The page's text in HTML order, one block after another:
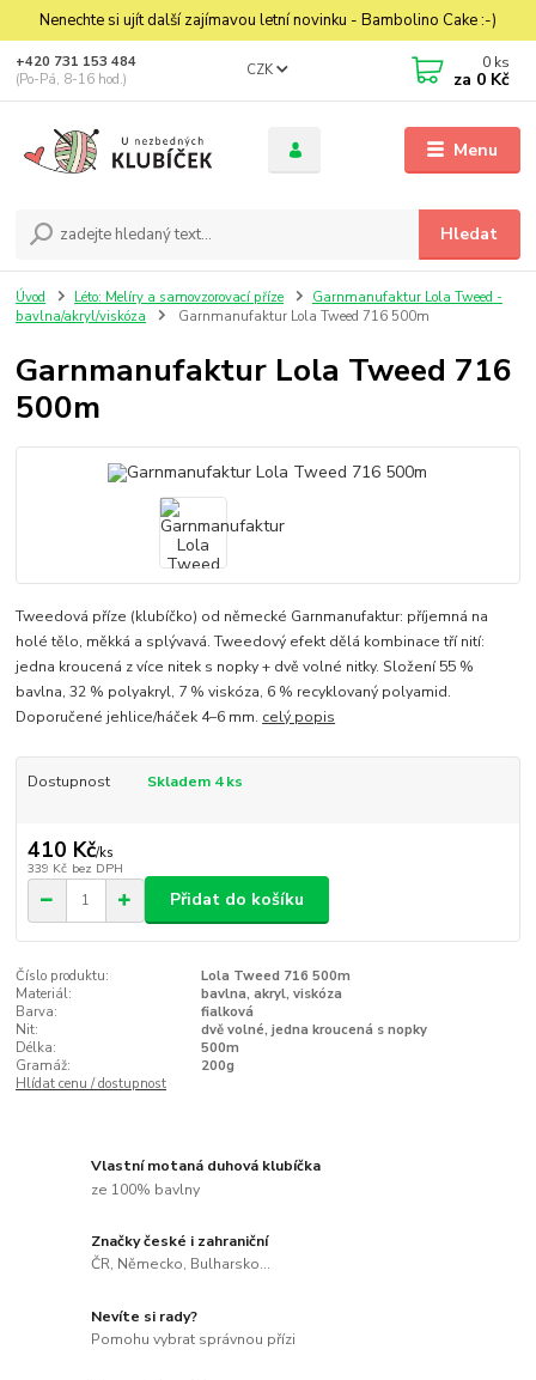
Nenechte si ujít další zajímavou letní novinku - Bambolino Cake :-)
Menu
CZK
Hledat
+420 731 153 484
(Po-Pá, 8-16 hod.)
0 ks
za 0 Kč
Úvod Léto: Melíry a samovzorovací příze
Garnmanufaktur Lola Tweed -
bavlna/akryl/viskóza
Garnmanufaktur Lola Tweed 716 500m
Garnmanufaktur Lola Tweed 716
500m
Tweedová příze (klubíčko) od německé Garnmanufaktur: příjemná na
holé tělo, měkká a splývavá. Tweedový efekt dělá kombinace tří nití:
jedna kroucená z více nitek s nopky + dvě volné nitky. Složení 55 %
bavlna, 32 % polyakryl, 7 % viskóza, 6 % recyklovaný polyamid.
Doporučené jehlice/háček 4–6 mm. celý popis
Dostupnost Skladem 4 ks
410 Kč/ks
339 Kč bez DPH
Přidat do košíku
Číslo produktu:
Lola Tweed 716 500m
Materiál:
bavlna, akryl, viskóza
Barva:
fialková
Nit:
dvě volné, jedna kroucená s nopky
Délka:
500m
Gramáž:
200g
Hlídat cenu / dostupnost
Vlastní motaná duhová klubíčka
ze 100% bavlny
Značky české i zahraniční
ČR, Německo, Bulharsko...
Nevíte si rady?
Pomohu vybrat správnou přízi